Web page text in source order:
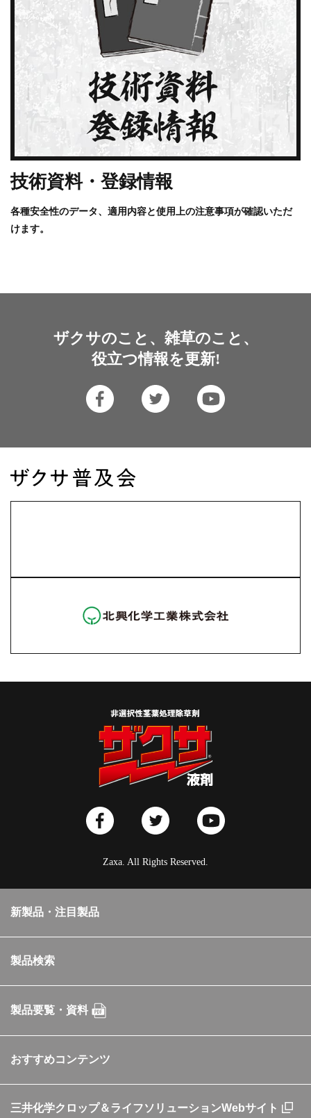
技術資料・登録情報
各種安全性のデータ、適用内容と使用上の注意事項が確認いただ
けます。
ザクサのこと、雑草のこと、
役立つ情報を更新!
Zaxa. All Rights Reserved.
新製品・注目製品
製品検索
製品要覧・資料
おすすめコンテンツ
三井化学クロップ＆ライフソリューションWebサイト